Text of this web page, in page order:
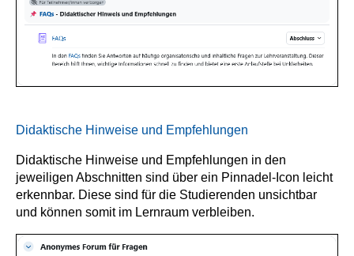
Didaktische Hinweise und Empfehlungen
Didaktische Hinweise und Empfehlungen in den
jeweiligen Abschnitten sind über ein Pinnadel-Icon leicht
erkennbar. Diese sind für die Studierenden unsichtbar
und können somit im Lernraum verbleiben.